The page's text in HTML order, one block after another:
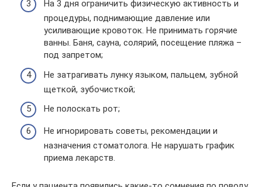
На 3 дня ограничить физическую активность и
процедуры, поднимающие давление или
усиливающие кровоток. Не принимать горячие
ванны. Баня, сауна, солярий, посещение пляжа –
под запретом;
Не затрагивать лунку языком, пальцем, зубной
щеткой, зубочисткой;
Не полоскать рот;
Не игнорировать советы, рекомендации и
назначения стоматолога. Не нарушать график
приема лекарств.